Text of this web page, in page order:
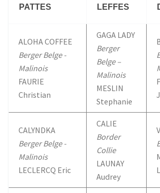
PATTES
LEFFES
ALOHA COFFEE
Berger Belge -
Malinois
FAURIE
Christian
GAGA LADY
Berger
Belge –
Malinois
MESLIN
Stephanie
CALYNDKA
Berger Belge -
Malinois
LECLERCQ Eric
CALIE
Border
Collie
LAUNAY
Audrey